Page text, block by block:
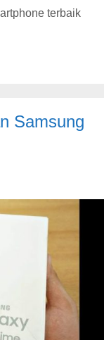
terbaik
Samsung